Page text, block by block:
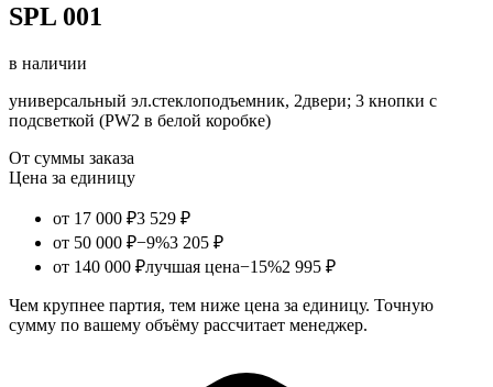
SPL 001
в наличии
универсальный эл.стеклоподъемник, 2двери; 3 кнопки с
подсветкой (PW2 в белой коробке)
От суммы заказа
Цена за единицу
от 17 000 ₽3 529 ₽
от 50 000 ₽−9%3 205 ₽
от 140 000 ₽лучшая цена−15%2 995 ₽
Чем крупнее партия, тем ниже цена за единицу. Точную
сумму по вашему объёму рассчитает менеджер.